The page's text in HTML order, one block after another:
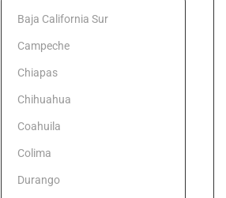
Baja California Sur
Campeche
Chiapas
Chihuahua
Coahuila
Colima
Durango